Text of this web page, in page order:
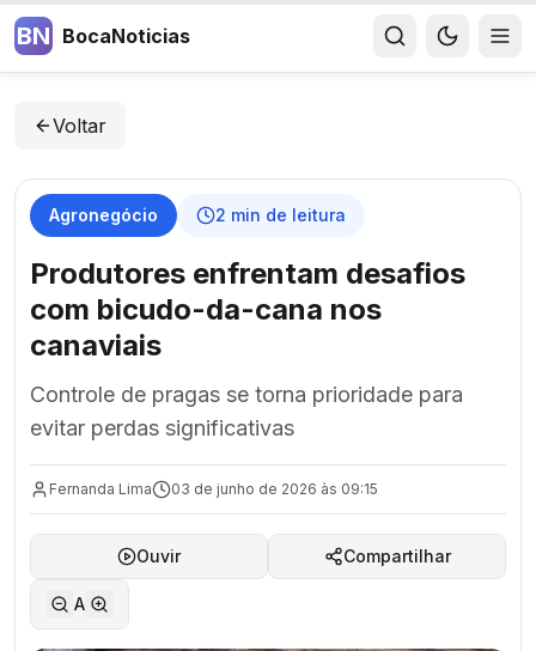
BN BocaNoticias
Voltar
Agronegócio 2 min de leitura
Produtores enfrentam desafios
com bicudo-da-cana nos
canaviais
Controle de pragas se torna prioridade para
evitar perdas significativas
Fernanda Lima 03 de junho de 2026 às 09:15
Ouvir Compartilhar
A